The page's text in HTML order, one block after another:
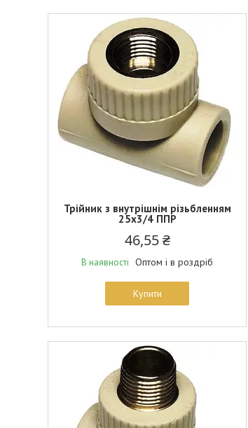
Трійник з внутрішнім різьбленням
25х3/4 ППР
46,55 ₴
В наявності Оптом і в роздріб
Купити